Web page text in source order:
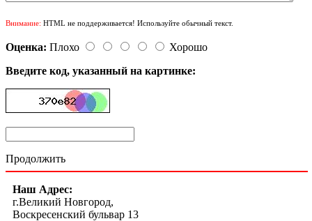
Внимание: HTML не поддерживается! Используйте обычный текст.
Оценка: Плохо
Хорошо
Введите код, указанный на картинке:
Продолжить
Наш Адрес:
г.Великий Новгород,
Воскресенский бульвар 13